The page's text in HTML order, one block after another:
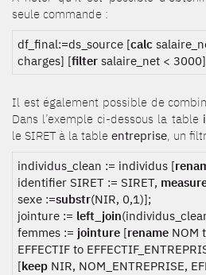
seule commande :
df_final:=ds_source [calc
charges] [filter salaire_net <
Il est également possible de
Dans l’exemple ci-dessous la table
le SIRET à la table entreprise, un
individus_clean := individus [
identifier SIRET := SIRET,
sexe :=substr(NIR, 0,1)];
jointure := left_join
femmes := jointure [rename NOM
EFFECTIF to
[keep NIR, NOM_ENTREPRISE,